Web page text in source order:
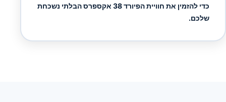
כדי להזמין את חוויית הפיורד 38 אקספרס הבלתי נשכחת
שלכם.